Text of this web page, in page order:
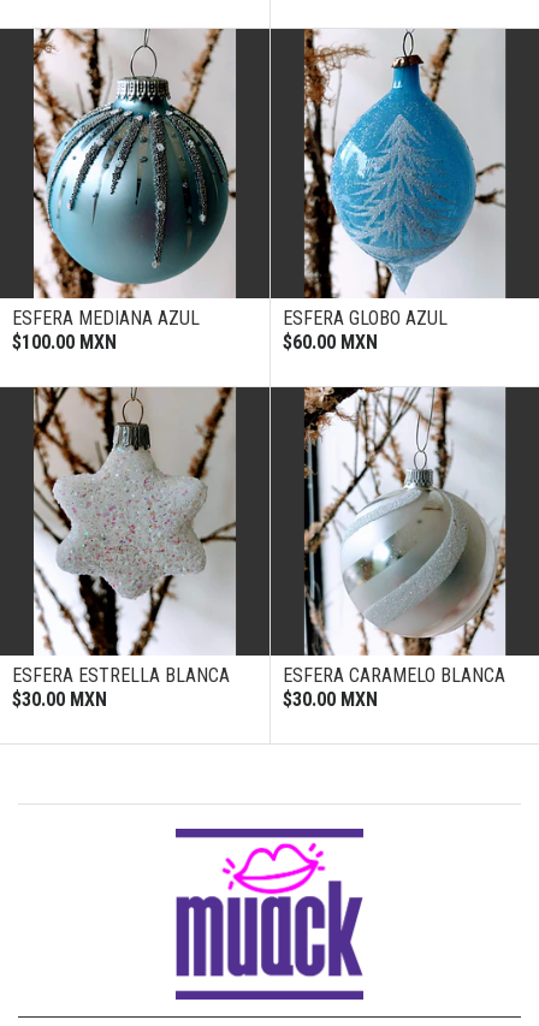
ESFERA MEDIANA AZUL
$100.00 MXN
ESFERA GLOBO AZUL
$60.00 MXN
ESFERA ESTRELLA BLANCA
$30.00 MXN
ESFERA CARAMELO BLANCA
$30.00 MXN